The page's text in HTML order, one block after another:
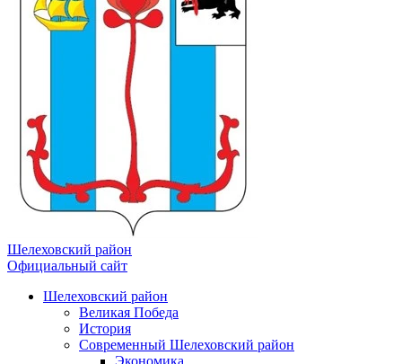
Шелеховский район
Официальный сайт
Шелеховский район
Великая Победа
История
Современный Шелеховский район
Экономика